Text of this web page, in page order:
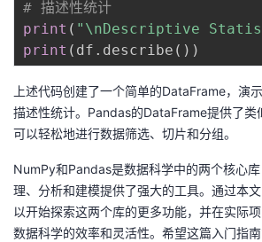
# 描述性统计
print ( "\nDescriptive
print ( df . describe ( ) )
上述代码创建了一个简单的DataFrame，演
描述性统计。Pandas的DataFrame提供了类
可以轻松地进行数据筛选、切片和分组。
NumPy和Pandas是数据科学中的两个核心
理、分析和建模提供了强大的工具。通过本
以开始探索这两个库的更多功能，并在实际
数据科学的效率和灵活性。希望这篇入门指